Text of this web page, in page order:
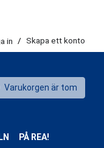
in / Skapa ett konto
Varukorgen är tom
PÅ REA!